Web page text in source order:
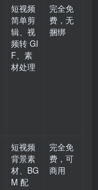
短视频
简单剪
辑、视
频转 GI
F、素
材处理
完全免
费，无
捆绑
短视频
背景素
材、BG
M 配
完全免
费，可
商用